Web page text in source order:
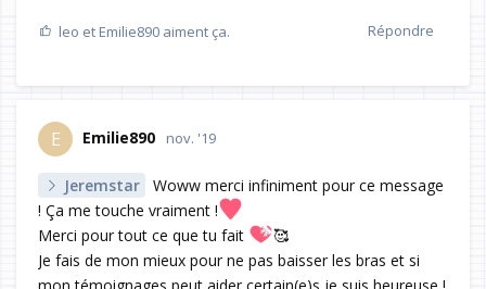
Répondre
leo et Emilie890 aiment ça.
E Emilie890 nov. '19
Jeremstar
Woww merci infiniment pour ce message
! Ça me touche vraiment !
Merci pour tout ce que tu fait
🥰
Je fais de mon mieux pour ne pas baisser les bras et si